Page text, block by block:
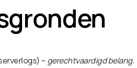
– gerechtvaardigd belang.